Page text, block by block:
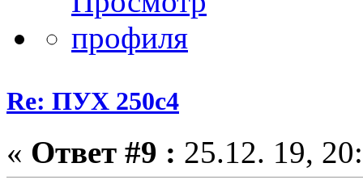
Re: ПУХ 250с4
« Ответ #9 : 25.12. 19,